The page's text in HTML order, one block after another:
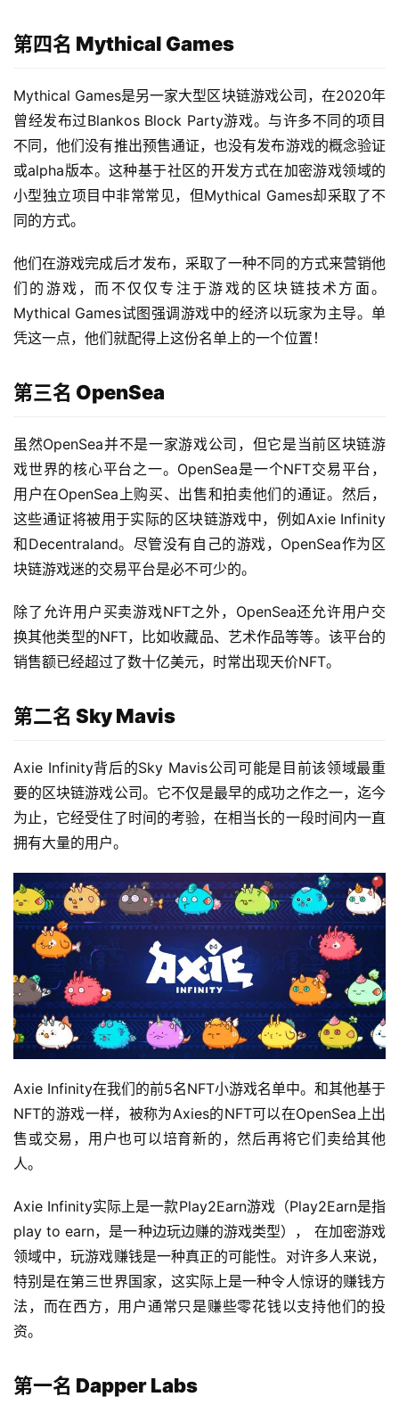
首
页
业
界
人
智
第四名 Mythical Games
Mythical Games是另一家大型区块链游戏公司，在2020年
曾经发布过Blankos Block Party游戏。与许多不同的项目
不同，他们没有推出预售通证，也没有发布游戏的概念验证
或alpha版本。这种基于社区的开发方式在加密游戏领域的
小型独立项目中非常常见，但Mythical Games却采取了不
同的方式。
他们在游戏完成后才发布，采取了一种不同的方式来营销他
们的游戏，而不仅仅专注于游戏的区块链技术方面。
Mythical Games试图强调游戏中的经济以玩家为主导。单
凭这一点，他们就配得上这份名单上的一个位置！
第三名 OpenSea
虽然OpenSea并不是一家游戏公司，但它是当前区块链游
戏世界的核心平台之一。OpenSea是一个NFT交易平台，
用户在OpenSea上购买、出售和拍卖他们的通证。然后，
这些通证将被用于实际的区块链游戏中，例如Axie Infinity
和Decentraland。尽管没有自己的游戏，OpenSea作为区
块链游戏迷的交易平台是必不可少的。
除了允许用户买卖游戏NFT之外，OpenSea还允许用户交
换其他类型的NFT，比如收藏品、艺术作品等等。该平台的
销售额已经超过了数十亿美元，时常出现天价NFT。
第二名 Sky Mavis
Axie Infinity背后的Sky Mavis公司可能是目前该领域最重
要的区块链游戏公司。它不仅是最早的成功之作之一，迄今
为止，它经受住了时间的考验，在相当长的一段时间内一直
拥有大量的用户。
Axie Infinity在我们的前5名NFT小游戏名单中。和其他基于
NFT的游戏一样，被称为Axies的NFT可以在OpenSea上出
售或交易，用户也可以培育新的，然后再将它们卖给其他
人。
Axie Infinity实际上是一款Play2Earn游戏（Play2Earn是指
play to earn，是一种边玩边赚的游戏类型）， 在加密游戏
领域中，玩游戏赚钱是一种真正的可能性。对许多人来说，
特别是在第三世界国家，这实际上是一种令人惊讶的赚钱方
法，而在西方，用户通常只是赚些零花钱以支持他们的投
资。
第一名 Dapper Labs